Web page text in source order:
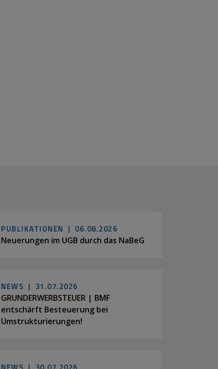
PUBLIKATIONEN | 06.08.2026
Neuerungen im UGB durch das NaBeG
NEWS | 31.07.2026
GRUNDERWERBSTEUER | BMF
entschärft Besteuerung bei
Umstrukturierungen!